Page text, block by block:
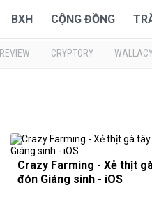
BXH CỘNG ĐỒNG
REVIEW CRYPTORY
Crazy Farming - Xẻ thịt
đón Giáng sinh - iOS